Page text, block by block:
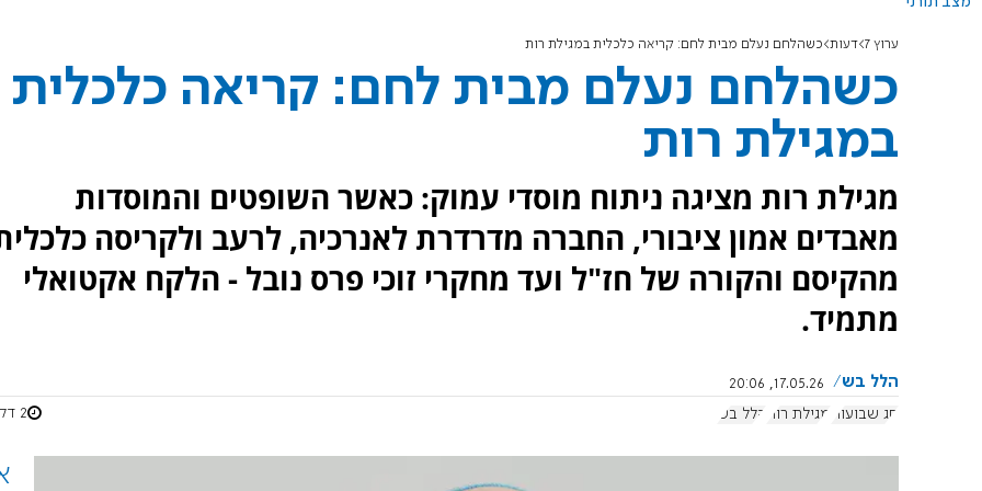
ערוץ 7 דעות כשהלחם נעלם מבית לחם: קריאה כלכלית במגילת רות
כשהלחם נעלם מבית לחם: קריאה כלכלית
במגילת רות
מגילת רות מציגה ניתוח מוסדי עמוק: כאשר השופטים והמוסדות
מאבדים אמון ציבורי, החברה מדרדרת לאנרכיה, לרעב ולקריסה
מהקיסם והקורה של חז"ל ועד מחקרי זוכי פרס נובל - הלקח אקטואלי
מתמיד.
הלל בש
17.05.26, 20:06
חג שבועות
מגילת רות הלל בש 2 דקות